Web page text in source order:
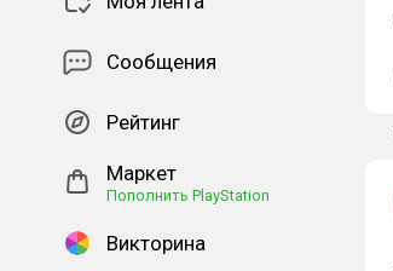
Сообщения
Рейтинг
Маркет
Пополнить PlayStation
Викторина